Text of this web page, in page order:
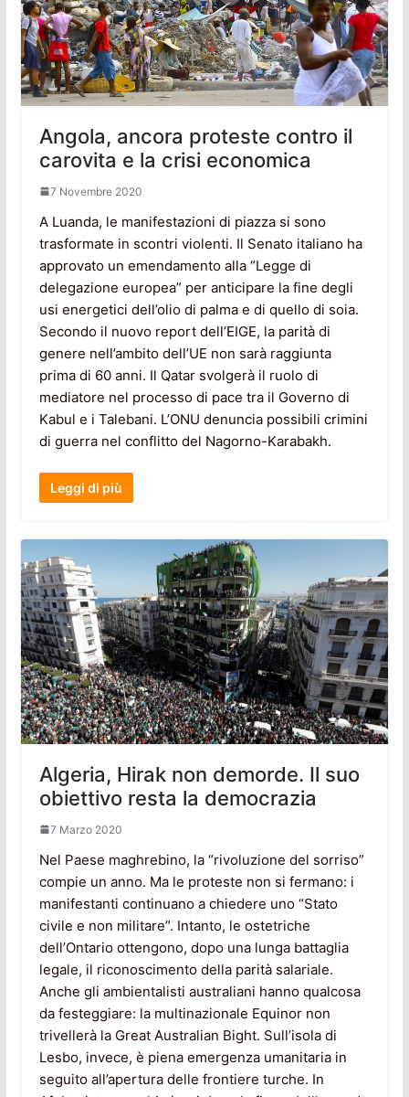
Angola, ancora proteste contro il
carovita e la crisi economica
7 Novembre 2020
A Luanda, le manifestazioni di piazza si sono
trasformate in scontri violenti. Il Senato italiano ha
approvato un emendamento alla “Legge di
delegazione europea” per anticipare la fine degli
usi energetici dell’olio di palma e di quello di soia.
Secondo il nuovo report dell’EIGE, la parità di
genere nell’ambito dell’UE non sarà raggiunta
prima di 60 anni. Il Qatar svolgerà il ruolo di
mediatore nel processo di pace tra il Governo di
Kabul e i Talebani. L’ONU denuncia possibili crimini
di guerra nel conflitto del Nagorno-Karabakh.
Leggi di più
Algeria, Hirak non demorde. Il suo
obiettivo resta la democrazia
7 Marzo 2020
Nel Paese maghrebino, la “rivoluzione del sorriso”
compie un anno. Ma le proteste non si fermano: i
manifestanti continuano a chiedere uno “Stato
civile e non militare”. Intanto, le ostetriche
dell’Ontario ottengono, dopo una lunga battaglia
legale, il riconoscimento della parità salariale.
Anche gli ambientalisti australiani hanno qualcosa
da festeggiare: la multinazionale Equinor non
trivellerà la Great Australian Bight. Sull’isola di
Lesbo, invece, è piena emergenza umanitaria in
seguito all’apertura delle frontiere turche. In